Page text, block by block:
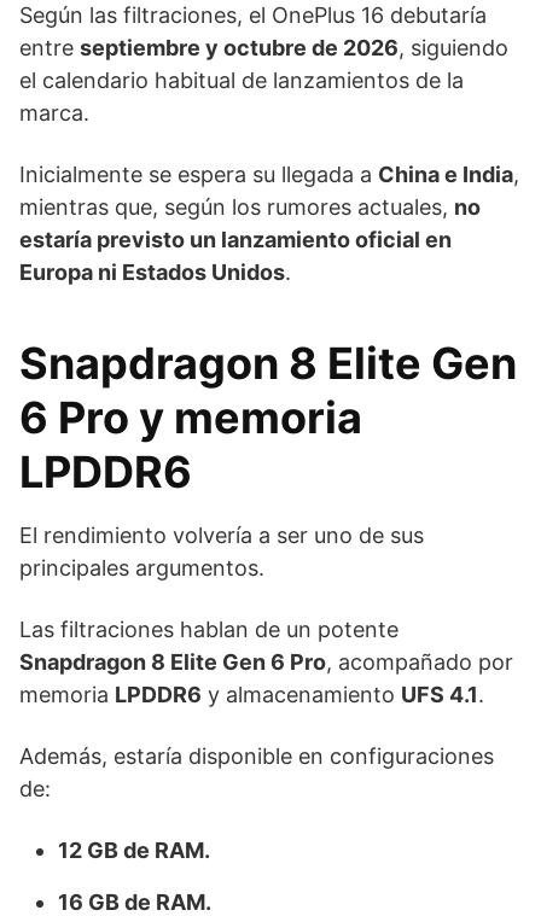
Según las filtraciones, el OnePlus 16 debutaría
entre septiembre y octubre de 2026, siguiendo
el calendario habitual de lanzamientos de la
marca.
Inicialmente se espera su llegada a China e India,
mientras que, según los rumores actuales, no
estaría previsto un lanzamiento oficial en
Europa ni Estados Unidos.
Snapdragon 8 Elite Gen
6 Pro y memoria
LPDDR6
El rendimiento volvería a ser uno de sus
principales argumentos.
Las filtraciones hablan de un potente
Snapdragon 8 Elite Gen 6 Pro, acompañado por
memoria LPDDR6 y almacenamiento UFS 4.1.
Además, estaría disponible en configuraciones
de:
12 GB de RAM.
16 GB de RAM.